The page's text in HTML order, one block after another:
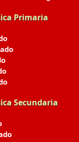
Primaria
Secundaria